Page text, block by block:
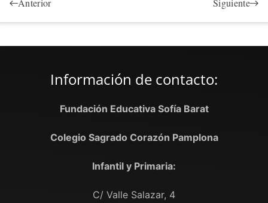
Anterior Siguiente
Información de contacto:
Fundación Educativa Sofía Barat
Colegio Sagrado Corazón Pamplona
Infantil y Primaria:
C/ Valle Salazar, 4